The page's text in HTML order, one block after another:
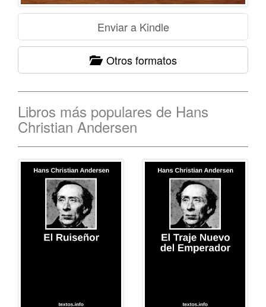
Otros formatos
Libros más populares de Hans
Christian Andersen